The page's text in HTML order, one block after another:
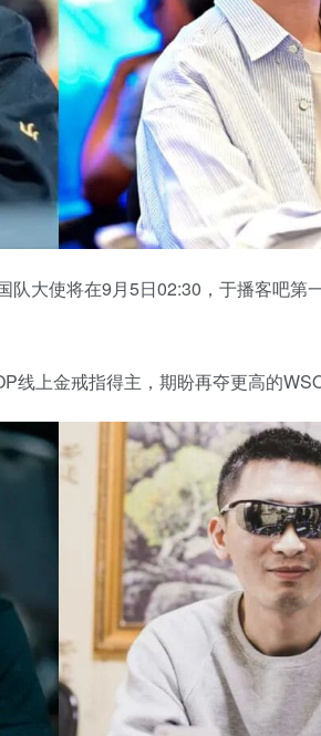
队大使将在9月5日02:30，于播客吧第
线上金戒指得主，期盼再夺更高的